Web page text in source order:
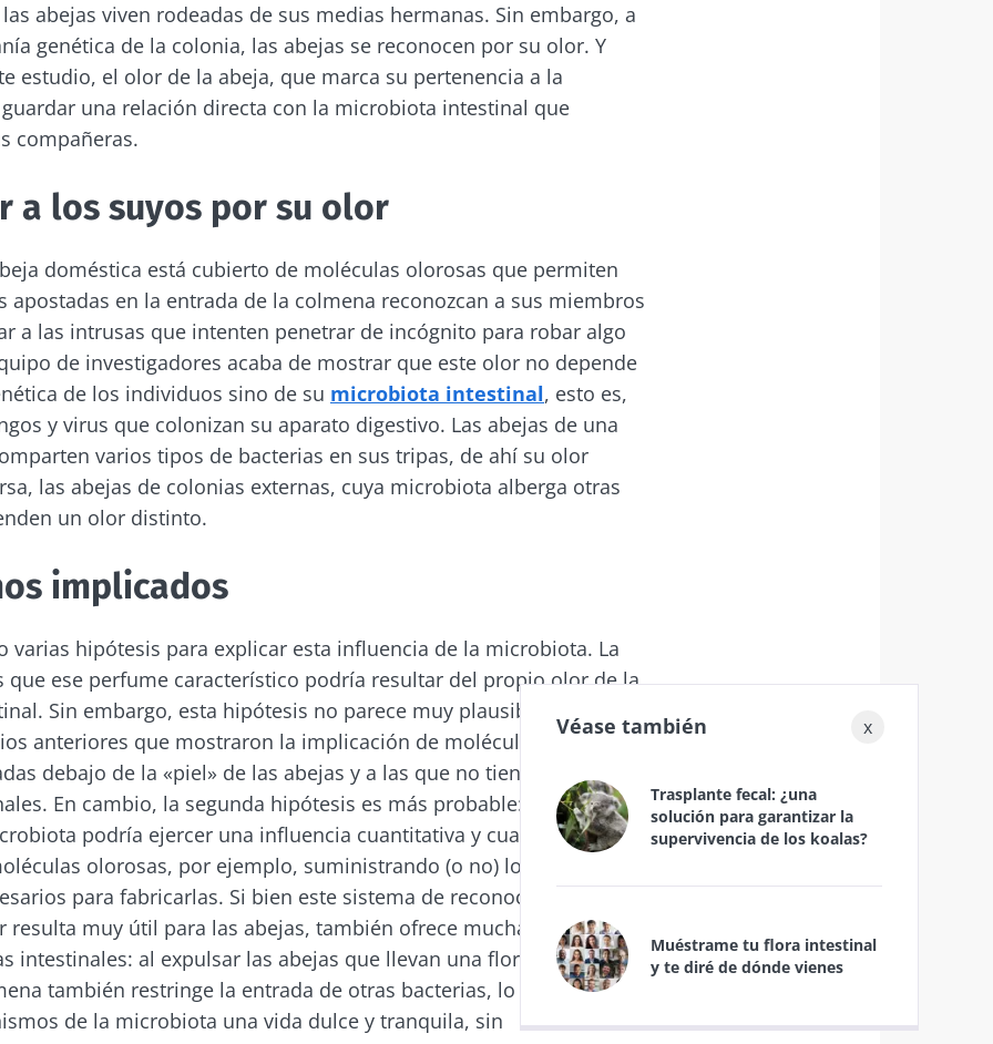
abejas viven rodeadas de sus medias hermanas. Sin embargo, a
genética de la colonia, las abejas se reconocen por su olor. Y
estudio, el olor de la abeja, que marca su pertenencia a la
una relación directa con la microbiota intestinal que
compañeras.
a los suyos por su olor
doméstica está cubierto de moléculas olorosas que permiten
apostadas en la entrada de la colmena reconozcan a sus miembros
a las intrusas que intenten penetrar de incógnito para robar algo
de investigadores acaba de mostrar que este olor no depende
de los individuos sino de su microbiota intestinal, esto es,
y virus que colonizan su aparato digestivo. Las abejas de una
varios tipos de bacterias en sus tripas, de ahí su olor
las abejas de colonias externas, cuya microbiota alberga otras
un olor distinto.
implicados
varias hipótesis para explicar esta influencia de la microbiota. La
que ese perfume característico podría resultar del propio olor de la
Sin embargo, esta hipótesis no parece muy plausible ya que
anteriores que mostraron la implicación de moléculas secretadas
debajo de la «piel» de las abejas y a las que no tienen acceso las
En cambio, la segunda hipótesis es más probable: en la abeja
podría ejercer una influencia cuantitativa y cualitativa en la
olorosas, por ejemplo, suministrando (o no) los
para fabricarlas. Si bien este sistema de reconocimiento
resulta muy útil para las abejas, también ofrece muchas ventajas
intestinales: al expulsar las abejas que llevan una flora digestiva
también restringe la entrada de otras bacterias, lo que garantiza
de la microbiota una vida dulce y tranquila, sin
x
Véase también
Trasplante fecal: ¿una
solución para garantizar la
supervivencia de los koalas?
Muéstrame tu flora intestinal
y te diré de dónde vienes
ser redirigido y de dejar nuestro sitio web.
en el sitio web del Biocodex Microbiota Institute
informado
de la microbiota y reciba una vez al mes "The Essential"
mantenerse informado sobre la microbiota
registrarme para recibir más noticias de Biocodex
lascondiciones generalesde uso y lapolítica de protección de datos
Microbiota Institute
se vaya tan rápido!
mantenerse informado sobre la microbiota
registrarme para recibir más noticias de Biocodex
condiciones generales de uso y la
Microbiota Institute